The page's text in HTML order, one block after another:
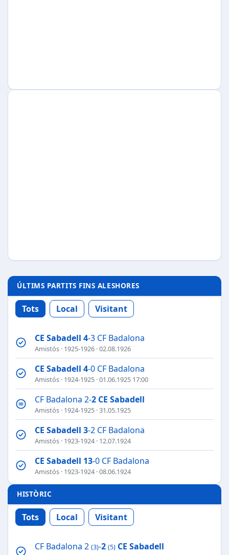
ÚLTIMS PARTITS FINS ALESHORES
Tots Local Visitant
CE Sabadell 4-3 CF Badalona
Amistós · 1925-1926 · 02.08.1926
CE Sabadell 4-0 CF Badalona
Amistós · 1924-1925 · 01.06.1925 17:00
CF Badalona 2-2 CE Sabadell
Amistós · 1924-1925 · 31.05.1925
CE Sabadell 3-2 CF Badalona
Amistós · 1923-1924 · 12.07.1924
CE Sabadell 13-0 CF Badalona
Amistós · 1923-1924 · 08.06.1924
HISTÒRIC
Tots Local Visitant
CF Badalona 2 (3)-2 (5) CE Sabadell